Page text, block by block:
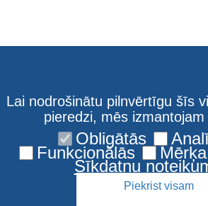
Lai nodrošinātu pilnvērtīgu šīs
pieredzi, mēs
Obligātās
Funkcionālās
Sīkdatņu
Piekrist visam